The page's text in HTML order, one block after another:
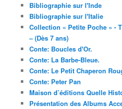
Bibliographie sur l'Inde
Bibliographie sur l'Italie
Collection « Petite Poche » -
– (Dès 7 ans)
Conte: Boucles d'Or.
Conte: La Barbe-Bleue.
Conte: Le Petit Chaperon
Conte: Peter Pan
Maison d’éditions Quelle
Présentation des Albums